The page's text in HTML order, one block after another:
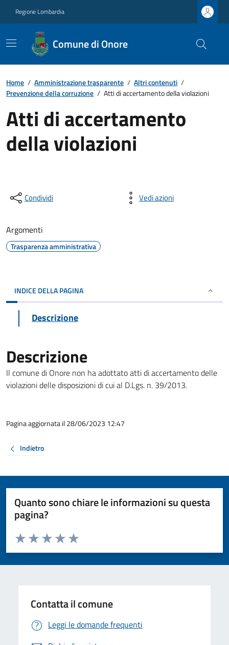
Regione Lombardia
Comune di Onore
Home / Amministrazione trasparente / Altri contenuti /
Prevenzione della corruzione / Atti di accertamento della violazioni
Atti di accertamento
della violazioni
Condividi Vedi azioni
Argomenti
Trasparenza amministrativa
INDICE DELLA PAGINA
Descrizione
Descrizione
Il comune di Onore non ha adottato atti di accertamento delle
violazioni delle disposizioni di cui al D.Lgs. n. 39/2013.
Pagina aggiornata il 28/06/2023 12:47
Indietro
Quanto sono chiare le informazioni su questa
pagina?
Valuta da 1 a 5 stelle la pagina
Valuta 5 stelle su 5
Valuta 4 stelle su 5
Valuta 3 stelle su 5
Valuta 2 stelle su 5
Valuta 1 stelle su 5
Contatta il comune
Leggi le domande frequenti